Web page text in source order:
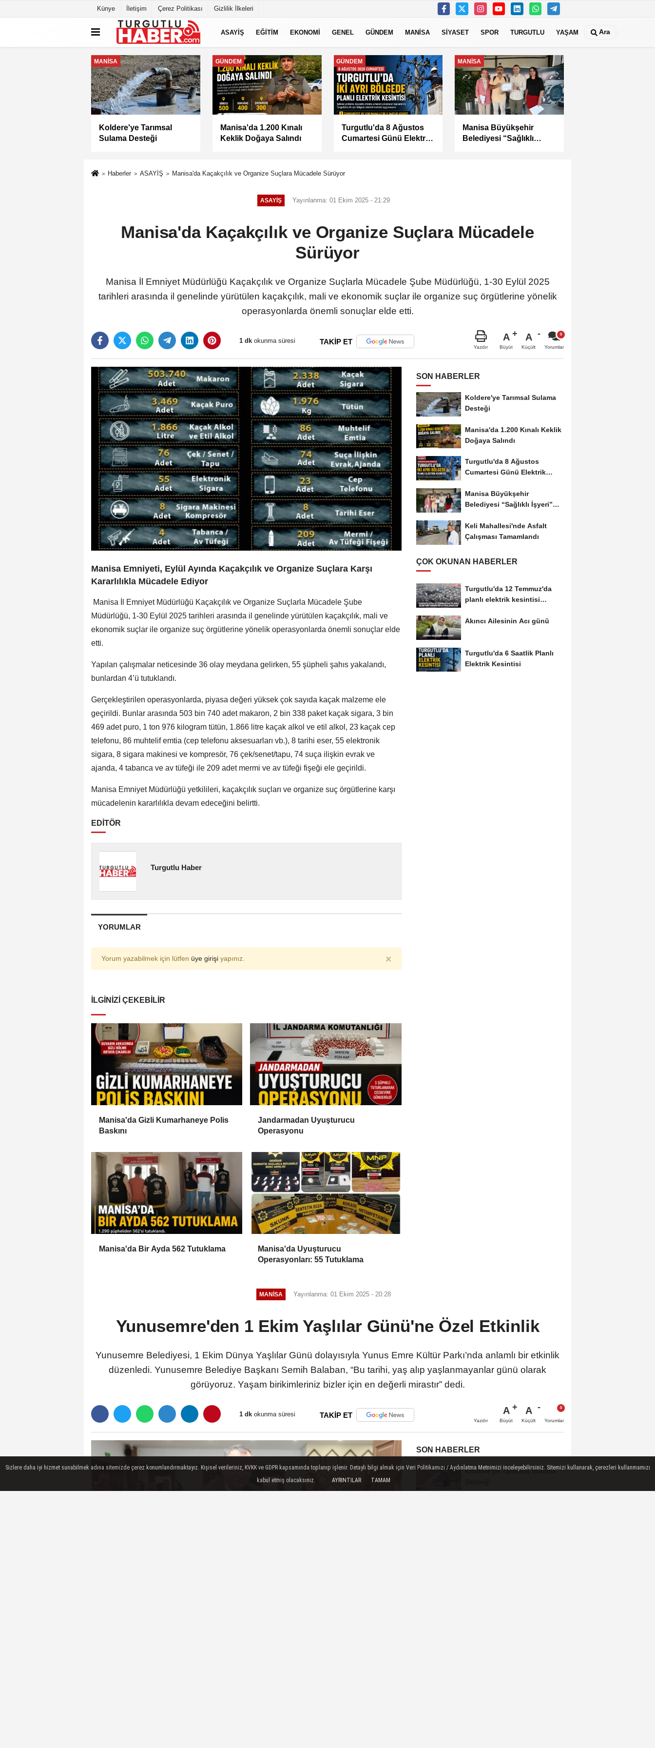
Künye İletişim Çerez Politikası Gizlilik İlkeleri
ASAYİŞ EĞİTİM EKONOMİ GENEL GÜNDEM MANİSA SİYASET SPOR TURGUTLU YAŞAM Ara
MANİSA
Keli Mahallesi'nde Asfalt
Çalışması Tamamlandı
MANİSA
BAŞKAN ŞİMŞEK
SAHADAKİ
MANİSA
KÜÇÜK SANAYİ
SİTESİ'NİN SORUNLARI
MANİSA
Kula Seyitali
Mahallesi’nde Sıcak
Haberler ASAYİŞ Manisa'da Kaçakçılık ve Organize Suçlara Mücadele Sürüyor
ASAYİŞ Yayınlanma: 01 Ekim 2025 - 21:29
Manisa'da Kaçakçılık ve Organize Suçlara Mücadele
Sürüyor
Manisa İl Emniyet Müdürlüğü Kaçakçılık ve Organize Suçlarla Mücadele Şube Müdürlüğü, 1-30 Eylül 2025
tarihleri arasında il genelinde yürütülen kaçakçılık, mali ve ekonomik suçlar ile organize suç örgütlerine yönelik
operasyonlarda önemli sonuçlar elde etti.
1 dk okunma süresi TAKİP ET
Yazdır
A
Büyüt
A
Küçült Yorumlar
Manisa Emniyeti, Eylül Ayında Kaçakçılık ve Organize Suçlara Karşı
Kararlılıkla Mücadele Ediyor
Manisa İl Emniyet Müdürlüğü Kaçakçılık ve Organize Suçlarla Mücadele Şube
Müdürlüğü, 1-30 Eylül 2025 tarihleri arasında il genelinde yürütülen kaçakçılık, mali ve
ekonomik suçlar ile organize suç örgütlerine yönelik operasyonlarda önemli sonuçlar elde
etti.
Yapılan çalışmalar neticesinde 36 olay meydana gelirken, 55 şüpheli şahıs yakalandı,
bunlardan 4’ü tutuklandı.
Gerçekleştirilen operasyonlarda, piyasa değeri yüksek çok sayıda kaçak malzeme ele
geçirildi. Bunlar arasında 503 bin 740 adet makaron, 2 bin 338 paket kaçak sigara, 3 bin
469 adet puro, 1 ton 976 kilogram tütün, 1.866 litre kaçak alkol ve etil alkol, 23 kaçak cep
telefonu, 86 muhtelif emtia (cep telefonu aksesuarları vb.), 8 tarihi eser, 55 elektronik
sigara, 8 sigara makinesi ve kompresör, 76 çek/senet/tapu, 74 suça ilişkin evrak ve
ajanda, 4 tabanca ve av tüfeği ile 209 adet mermi ve av tüfeği fişeği ele geçirildi.
Manisa Emniyet Müdürlüğü yetkilileri, kaçakçılık suçları ve organize suç örgütlerine karşı
mücadelenin kararlılıkla devam edeceğini belirtti.
EDİTÖR
Turgutlu Haber
YORUMLAR
Yorum yazabilmek için lütfen üye girişi yapınız. ×
İLGINIZI ÇEKEBILIR
Manisa'da Gizli Kumarhaneye Polis
Baskını
Jandarmadan Uyuşturucu
Operasyonu
Manisa'da Bir Ayda 562 Tutuklama
Manisa'da Uyuşturucu
Operasyonları: 55 Tutuklama
SON HABERLER
Koldere'ye Tarımsal Sulama
Desteği
Manisa'da 1.200 Kınalı Keklik
Doğaya Salındı
Turgutlu'da 8 Ağustos
Cumartesi Günü Elektrik
Manisa Büyükşehir
Belediyesi “Sağlıklı İşyeri”
Keli Mahallesi'nde Asfalt
Çalışması Tamamlandı
ÇOK OKUNAN HABERLER
Turgutlu'da 12 Temmuz'da
planlı elektrik kesintisi
Akıncı Ailesinin Acı günü
Turgutlu'da 6 Saatlik Planlı
Elektrik Kesintisi
MANİSA Yayınlanma: 01 Ekim 2025 - 20:28
Yunusemre'den 1 Ekim Yaşlılar Günü'ne Özel Etkinlik
Yunusemre Belediyesi, 1 Ekim Dünya Yaşlılar Günü dolayısıyla Yunus Emre Kültür Parkı’nda anlamlı bir etkinlik
düzenledi. Yunusemre Belediye Başkanı Semih Balaban, “Bu tarihi, yaş alıp yaşlanmayanlar günü olarak
görüyoruz. Yaşam birikimleriniz bizler için en değerli mirastır” dedi.
1 dk okunma süresi TAKİP ET
Yazdır
A
Büyüt
A
Küçült Yorumlar
SON HABERLER
Koldere'ye Tarımsal Sulama
Sizlere daha iyi hizmet sunabilmek adına sitemizde çerez konumlandırmaktayız. Kişisel verileriniz, KVKK ve GDPR kapsamında toplanıp işlenir. Detaylı bilgi almak için Veri Politikamızı / Aydınlatma Metnimizi inceleyebilirsiniz. Sitemizi kullanarak, çerezleri kullanmamızı
kabul etmiş olacaksınız.
AYRINTILAR TAMAM